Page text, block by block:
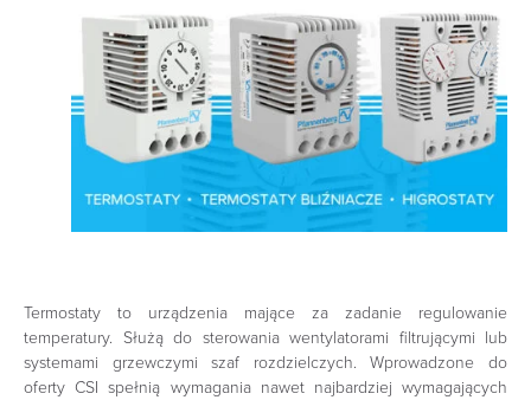
Termostaty to urządzenia mające za zadanie regulowanie
temperatury. Służą do sterowania wentylatorami filtrującymi lub
systemami grzewczymi szaf rozdzielczych. Wprowadzone do
oferty CSI spełnią wymagania nawet najbardziej wymagających